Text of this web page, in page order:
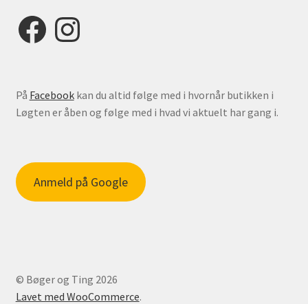
FacebookInstagram
På Facebookkan du altid følge med i hvornår butikken i
Løgten er åben og følge med i hvad vi aktuelt har gang i.
Anmeld på Google
© Bøger og Ting 2026
Lavet med WooCommerce.